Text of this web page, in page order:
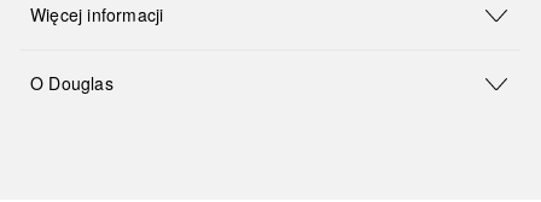
Więcej informacji
O Douglas